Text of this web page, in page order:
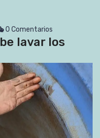
0 Comentarios
lavar los